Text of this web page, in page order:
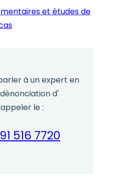
et études de
à un expert en
d'
le :
516 7720